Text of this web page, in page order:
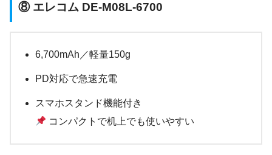
⑧ エレコム DE-M08L-6700
6,700mAh／軽量150g
PD対応で急速充電
スマホスタンド機能付き
コンパクトで机上でも使いやすい